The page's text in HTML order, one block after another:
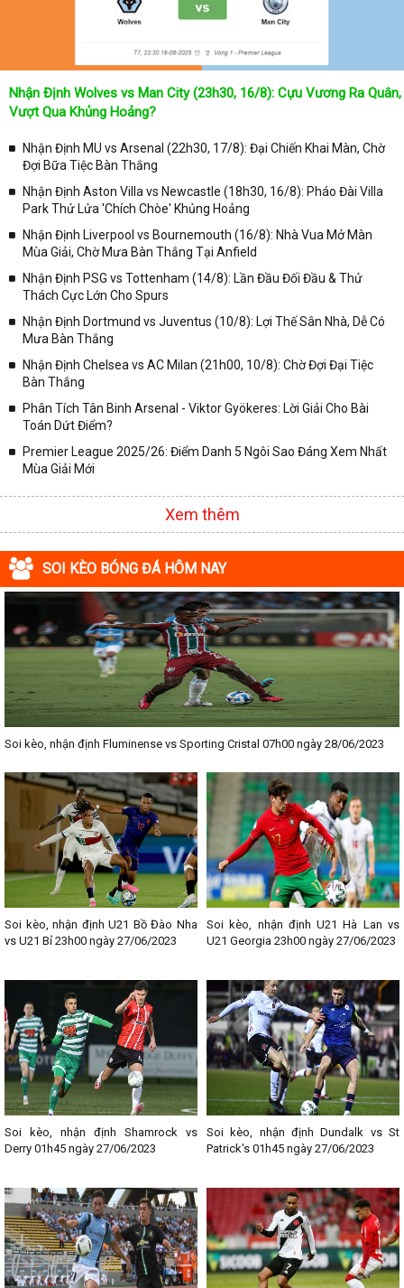
Tính Năng Livescore Hoàn Hảo Nhất Chỉ Có Tại Kq Bóng Đá
những ở trên Livescore, do đó các chuyên gia hàng đầu của
nhất.
Đồng hành cùng chuyên mục Livescore ở trên hệ thống Website
kqbongda.netquý độc giả cũng như dân chơi cược bóng đá trực
tuyến sẽ khai thác và tổng hợp được rất nhiều những thông tin hữu
✓ Livescore sẽ cập nhật tỷ số bóng đá trực tuyến, tỷ số bóng đá hôm
nay và xem tỷ số bóng đá đá trực tuyến 7m,... Bên cạnh những ưu
điểm vượt trội đó là mức độ chính xác cao, thông tin cập nhật nhanh
vời nhất của từng đội tuyển bóng đá, được chia sẻ link xem bóng đá
chất lượng, tham khảo được những bản tin nhận định bóng đá do
các chuyên gia hàng đầu chia sẻ.
✓ Hệ thống bảng Livescore được lên ý tưởng thiết kế và xây dựng
một cách hoàn hảo. Phân chia từng ô, từng cột cụ thể. Cập nhật
chính xác về thời gian trận đấu diễn ra, đội chủ nhà/ đội khách, tỷ số
bóng đá ở thời điểm hiện tại, trong hiệp 1, hiệp 2 và toàn trận.
thời gian trận đấu bóng đá đang diễn ra, tỷ số đang có tại hiệp 1, hiệp
2 và tỷ số cả trận, số thẻ đỏ ở trong hiệp/ trận đấu, các tình huống
hoặc là diễn biến của trận đấu trong từng giải đấu bóng đá lớn trên
Thế giới như: Giải bóng đá Ngoại hạng Anh, Cúp C1 Châu Âu, Cúp C2
Châu Âu, Serie A, Bundesliga, La Liga,...
✓ Phiên bản Livescore hoàn hảo của kqbongda.net
chuyên gia nâng cấp tính năng live tỷ số trực tuyến đối với những bộ
môn thể thao khác nhau như: tennis, bóng chuyền, bóng rổ,... ở trong
những thời gian tới. Mục đích nhằm đáp ứng được nhu cầu tìm hiểu
thông tin cũng như nhu cầu giải trí của mọi người.
✓ Những thông tin ở trên chuyên mục Livescore được tổng hợp và
lấy từ những nguồn thông tin uy tín bậc nhất hiện nay, do đó các bạn
hoàn toàn yên tâm toàn bộ các thông tin được chia sẻ ở trên chuyên
mục này nhé!
Kết Luận
Các chuyên gia củaKq Bóng Đáluôn luôn tự tin rằng chuyên mục
Livescore ở trên hệ thống trang Web
kqbongda.netsẽ được cập nhật
nhanh, chính xác và chuẩn nhất hiện nay. Chia sẻ địa chỉ Website uy
tín này đến với bạn bè và những người có niềm đam mê bóng đá để
cùng nhau update thông tin nhanh chóng, chính xác nhất.
Nhận Định Wolves vs Man City (23h30, 16/8): Cựu Vương Ra Quân,
Vượt Qua Khủng Hoảng?
Nhận Định MU vs Arsenal (22h30, 17/8): Đại Chiến Khai Màn, Chờ
Đợi Bữa Tiệc Bàn Thắng
Nhận Định Aston Villa vs Newcastle (18h30, 16/8): Pháo Đài Villa
Park Thử Lửa 'Chích Chòe' Khủng Hoảng
Nhận Định Liverpool vs Bournemouth (16/8): Nhà Vua Mở Màn
Mùa Giải, Chờ Mưa Bàn Thắng Tại Anfield
Nhận Định PSG vs Tottenham (14/8): Lần Đầu Đối Đầu & Thử
Thách Cực Lớn Cho Spurs
Nhận Định Dortmund vs Juventus (10/8): Lợi Thế Sân Nhà, Dễ Có
Mưa Bàn Thắng
Nhận Định Chelsea vs AC Milan (21h00, 10/8): Chờ Đợi Đại Tiệc
Bàn Thắng
Phân Tích Tân Binh Arsenal - Viktor Gyökeres: Lời Giải Cho Bài
Toán Dứt Điểm?
Premier League 2025/26: Điểm Danh 5 Ngôi Sao Đáng Xem Nhất
Mùa Giải Mới
Xem thêm
SOI KÈO BÓNG ĐÁ HÔM NAY
Soi kèo, nhận định Fluminense vs Sporting Cristal 07h00 ngày 28/06/2023
Soi kèo, nhận định U21 Bồ Đào Nha
vs U21 Bỉ 23h00 ngày 27/06/2023
Soi kèo, nhận định U21 Hà Lan vs
U21 Georgia 23h00 ngày 27/06/2023
Soi kèo, nhận định Shamrock vs
Derry 01h45 ngày 27/06/2023
Soi kèo, nhận định Dundalk vs St
Patrick's 01h45 ngày 27/06/2023